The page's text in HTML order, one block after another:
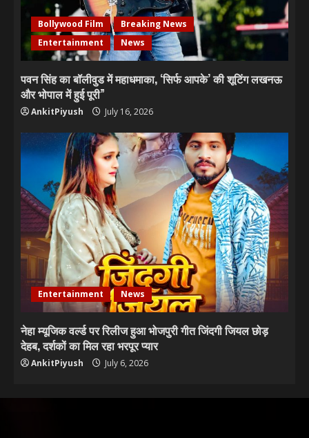
Bollywood Film
Breaking News
Entertainment
News
पवन सिंह का बॉलीवुड में महाधमाका, ‘सिर्फ आपके’ की शूटिंग लखनऊ
और भोपाल में हुई पूरी”
AnkitPiyush July 16, 2026
Entertainment News
नेहा म्यूजिक वर्ल्ड पर रिलीज हुआ भोजपुरी गीत जिंदगी जियल छोड़
देहब, दर्शकों का मिल रहा भरपूर प्यार
AnkitPiyush July 6, 2026